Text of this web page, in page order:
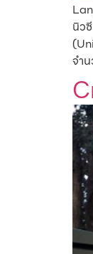
นิว
จำ